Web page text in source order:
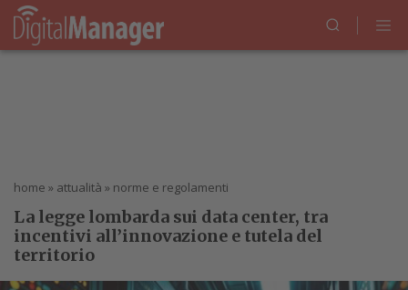
home » attualità » norme e regolamenti
La legge lombarda sui data center, tra
incentivi all’innovazione e tutela del
territorio